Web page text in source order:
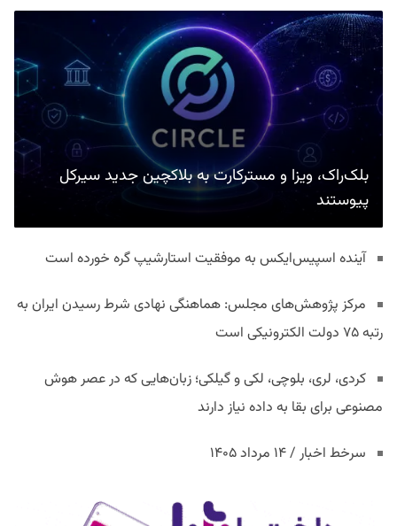
بلک‌راک، ویزا و مسترکارت به بلاکچین جدید سیرکل
پیوستند
آینده اسپیس‌ایکس به موفقیت استارشیپ گره خورده است
مرکز پژوهش‌های مجلس: هماهنگی نهادی شرط رسیدن ایران به
رتبه ۷۵ دولت الکترونیکی است
کردی، لری، بلوچی، لکی و گیلکی؛ زبان‌هایی که در عصر هوش
مصنوعی برای بقا به داده نیاز دارند
سرخط اخبار / ۱۴ مرداد ۱۴۰۵